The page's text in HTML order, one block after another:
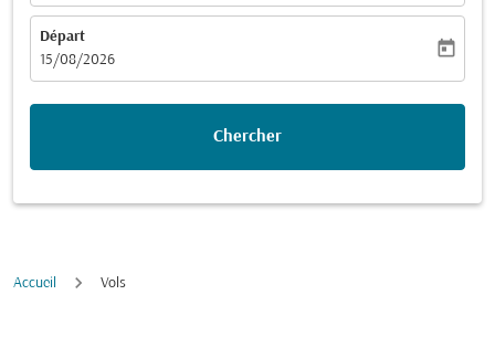
Départ
fc-booking-departure-date-aria-label
15/08/2026
today
Chercher
Accueil Vols